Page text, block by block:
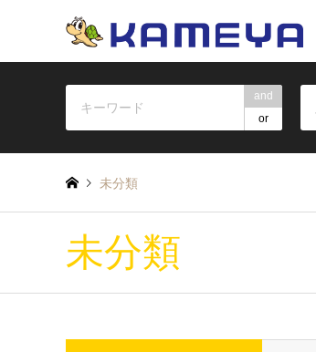
and
or
未分類
未分類